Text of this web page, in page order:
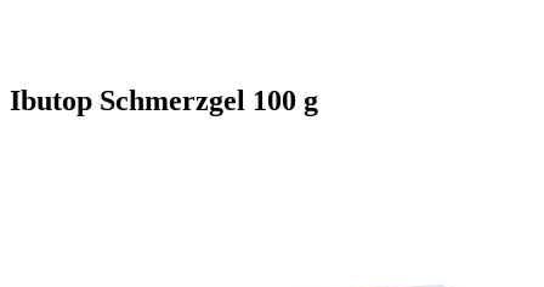
Ibutop Schmerzgel 100 g